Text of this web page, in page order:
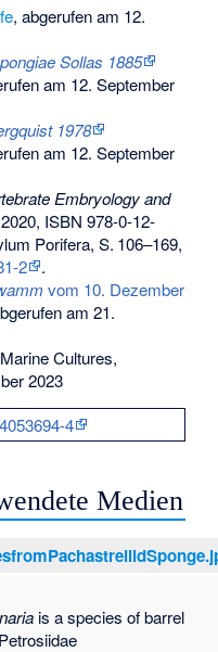
, abgerufen am 12.
Sollas 1885
am 12. September
1978
am 12. September
Embryology and
ISBN 978-0-12-
Porifera,S. 106–169,
2
.
vom 10. Dezember
am 21.
Marine Cultures,
2023
4053694-4
Medien
is a species of barrel